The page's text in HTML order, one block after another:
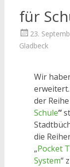
für
23.
Gladbeck
Wir
der Reihe
Schule“
die
„Pocket
System“